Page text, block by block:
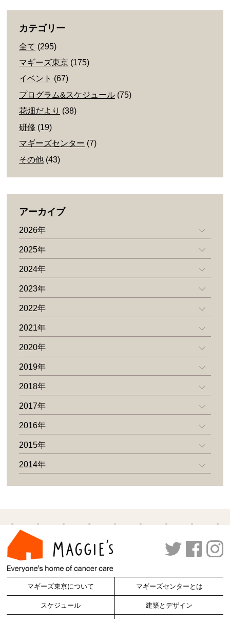
カテゴリー
全て (295)
マギーズ東京 (175)
イベント (67)
プログラム&スケジュール (75)
花畑だより (38)
研修 (19)
マギーズセンター (7)
その他 (43)
アーカイブ
2026年
2025年
2024年
2023年
2022年
2021年
2020年
2019年
2018年
2017年
2016年
2015年
2014年
マギーズ東京について マギーズセンターとは
スケジュール 建築とデザイン